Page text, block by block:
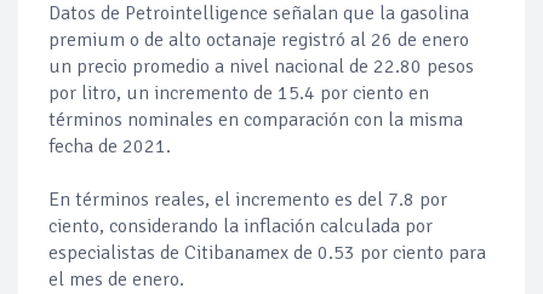
Datos de Petrointelligence señalan que la gasolina
premium o de alto octanaje registró al 26 de enero
un precio promedio a nivel nacional de 22.80 pesos
por litro, un incremento de 15.4 por ciento en
términos nominales en comparación con la misma
fecha de 2021.
En términos reales, el incremento es del 7.8 por
ciento, considerando la inflación calculada por
especialistas de Citibanamex de 0.53 por ciento para
el mes de enero.